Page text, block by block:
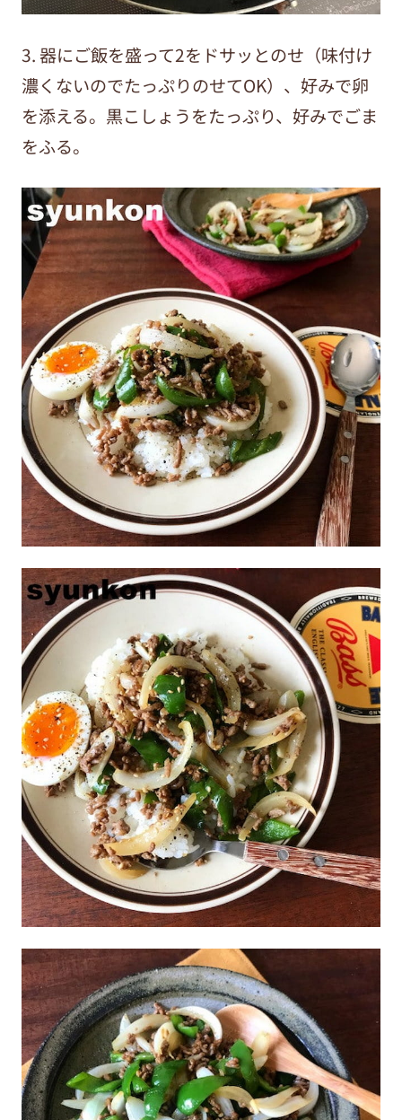
3. 器にご飯を盛って2をドサッとのせ（味付け
濃くないのでたっぷりのせてOK）、好みで卵
を添える。黒こしょうをたっぷり、好みでごま
をふる。